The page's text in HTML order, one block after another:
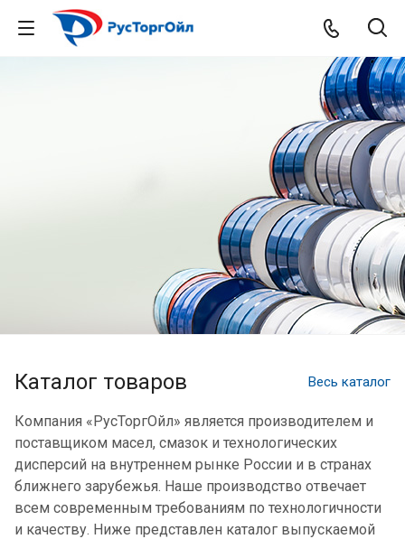
Весь каталог
Каталог товаров
Компания «РусТоргОйл» является производителем и
поставщиком масел, смазок и технологических
дисперсий на внутреннем рынке России и в странах
ближнего зарубежья. Наше производство отвечает
всем современным требованиям по технологичности
и качеству. Ниже представлен каталог выпускаемой